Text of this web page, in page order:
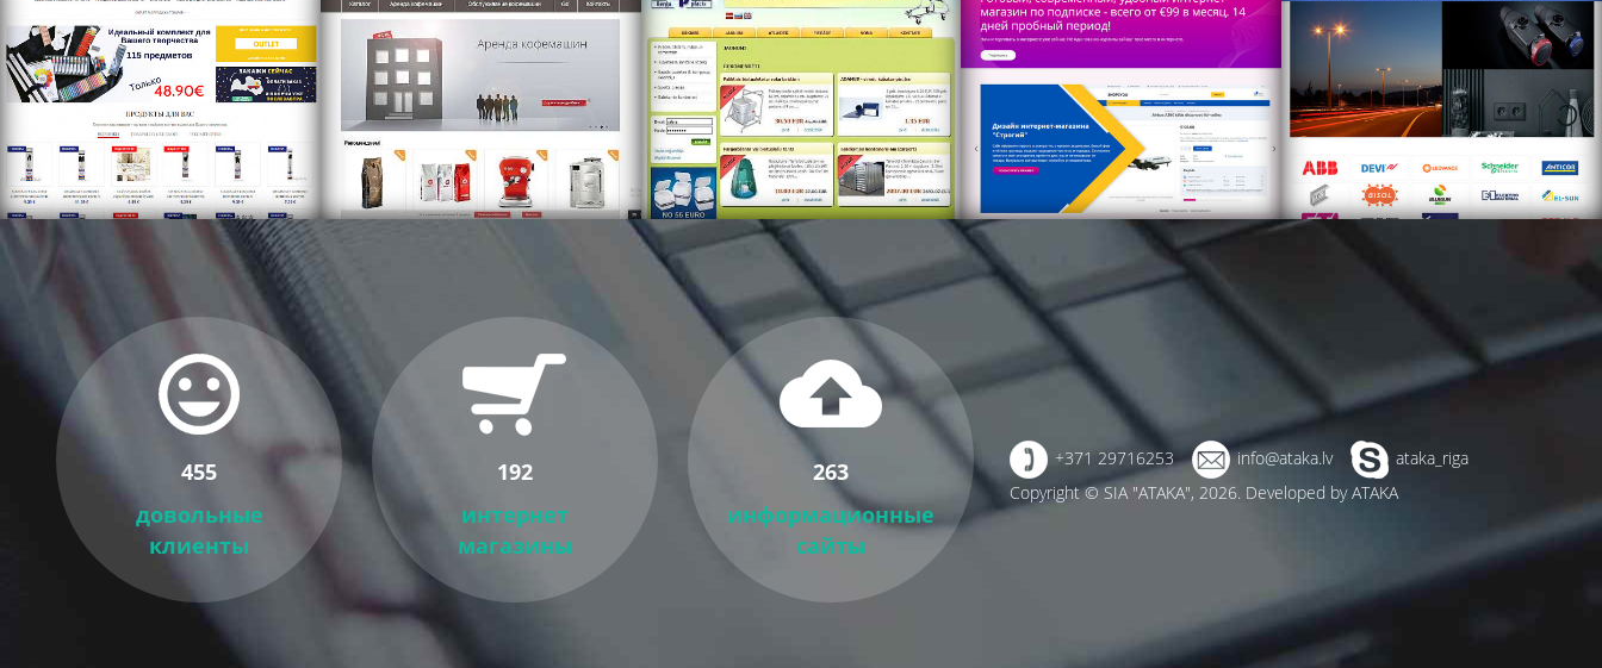
455
довольные
клиенты
192
интернет
магазины
263
информационные
сайты
+371 29716253 info@ataka.lv
ataka_riga
Copyright © SIA "ATAKA", 2026. Developed by ATAKA